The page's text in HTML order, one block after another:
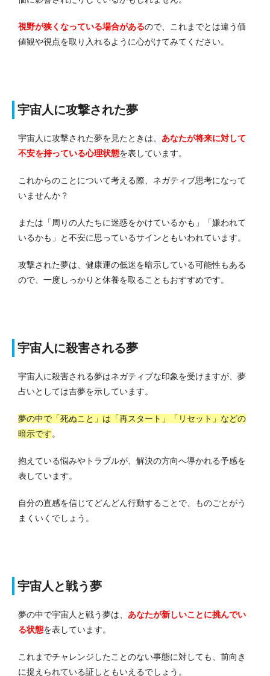
視野が狭くなっている場合があるので、これまでとは違う価
値観や視点を取り入れるように心がけてみてください。
宇宙人に攻撃された夢
宇宙人に攻撃された夢を見たときは、 あなたが将来に対して
不安を持っている心理状態を表しています。
これからのことについて考える際、ネガティブ思考になって
いませんか？
または「周りの人たちに迷惑をかけているかも」「嫌われて
いるかも」と不安に思っているサインともいわれています。
攻撃された夢は、健康運の低迷を暗示している可能性もある
ので、一度しっかりと休養を取ることもおすすめです。
宇宙人に殺害される夢
宇宙人に殺害される夢はネガティブな印象を受けますが、夢
占いとしては吉夢を示しています。
夢の中で「死ぬこと」は「再スタート」「リセット」などの
暗示です。
抱えている悩みやトラブルが、解決の方向へ導かれる予感を
表しています。
自分の直感を信じてどんどん行動することで、ものごとがう
まくいくでしょう。
宇宙人と戦う夢
夢の中で宇宙人と戦う夢は、 あなたが新しいことに挑んでい
る状態を表しています。
これまでチャレンジしたことのない事態に対しても、前向き
に捉えられている証しともいえるでしょう。